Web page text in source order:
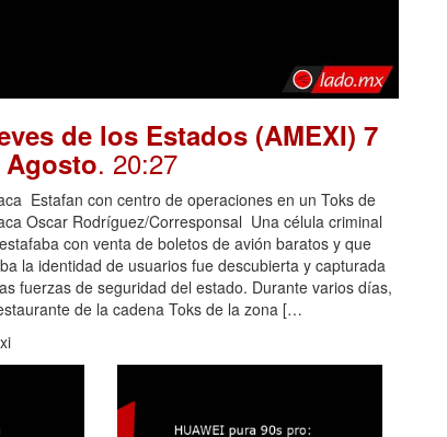
de los Estados (AMEXI) 7
Agosto. 20:27
Estafan con centro de operaciones en un Toks de
Oscar Rodríguez/Corresponsal Una célula criminal
con venta de boletos de avión baratos y que
la identidad de usuarios fue descubierta y capturada
fuerzas de seguridad del estado. Durante varios días,
de la cadena Toks de la zona […